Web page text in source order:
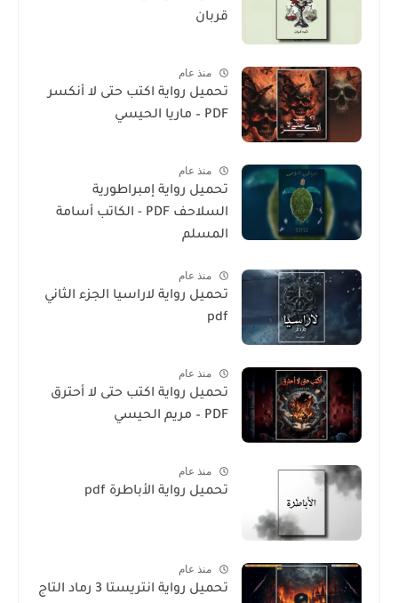
قربان
منذ عام
تحميل رواية اكتب حتى لا أنكسر
PDF – ماريا الحيسي
منذ عام
تحميل رواية إمبراطورية
السلاحف PDF - الكاتب أسامة
المسلم
منذ عام
تحميل رواية لاراسيا الجزء الثاني
pdf
منذ عام
تحميل رواية اكتب حتى لا أحترق
PDF – مريم الحيسي
منذ عام
تحميل رواية الأباطرة pdf
منذ عام
تحميل رواية انتريستا 3 رماد التاج